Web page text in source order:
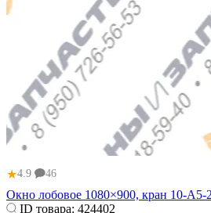
★4.9 46
Окно лобовое 1080×900, кран
ID товара: 424402